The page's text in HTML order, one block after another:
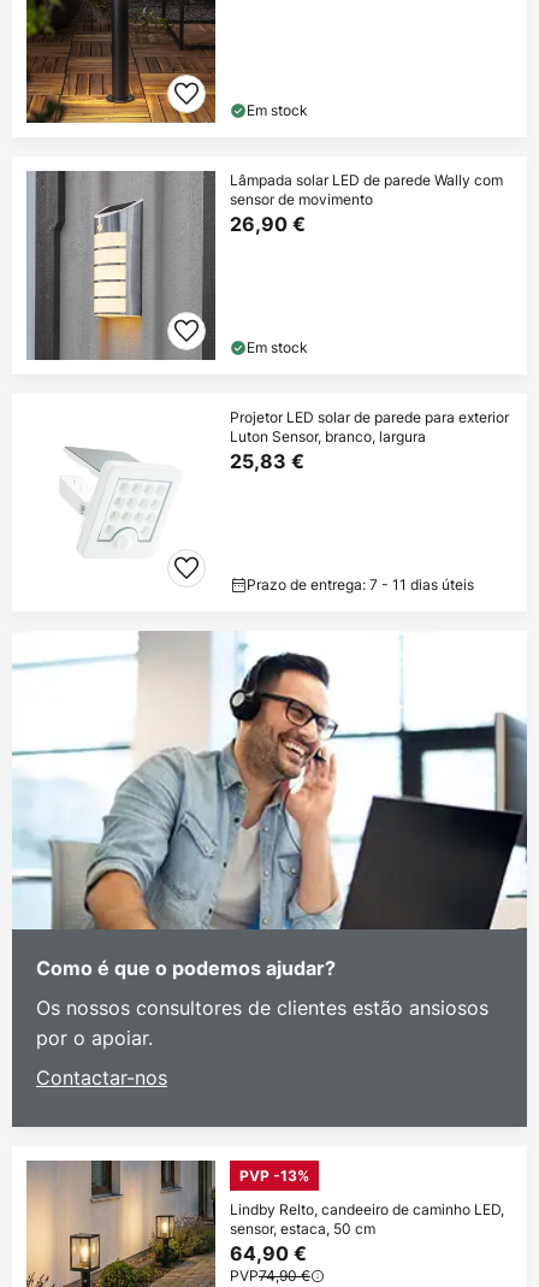
Em stock
Lâmpada solar LED de parede Wally com
sensor de movimento
26,90 €
Em stock
Projetor LED solar de parede para exterior
Luton Sensor, branco, largura
25,83 €
Prazo de entrega: 7 - 11 dias úteis
Como é que o podemos ajudar?
Os nossos consultores de clientes estão ansiosos
por o apoiar.
Contactar-nos
PVP -13%
Lindby Relto, candeeiro de caminho LED,
sensor, estaca, 50 cm
64,90 €
PVP74,90 €